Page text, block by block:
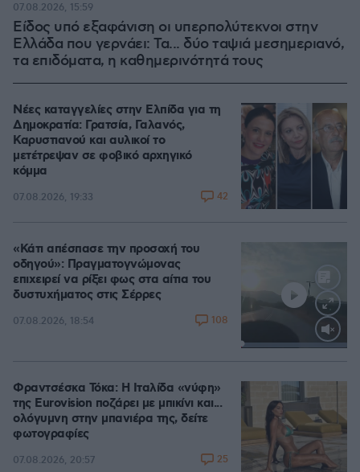
Είδος υπό εξαφάνιση οι υπερπολύτεκνοι στην
Ελλάδα που γερνάει: Τα... δύο ταψιά μεσημεριανό,
τα επιδόματα, η καθημερινότητά τους
07.08.2026, 15:59
Νέες καταγγελίες στην Ελπίδα για τη
Δημοκρατία: Γρατσία, Γαλανός,
Καρυστιανού και αυλικοί το
μετέτρεψαν σε φοβικό αρχηγικό
κόμμα
07.08.2026, 19:33 42
Loaded:
«Κάτι απέσπασε την προσοχή του
οδηγού»: Πραγματογνώμονας
επιχειρεί να ρίξει φως στα αίτια του
δυστυχήματος στις Σέρρες
07.08.2026, 18:54 108
Φραντσέσκα Τόκα: Η Ιταλίδα «νύφη»
της Eurovision ποζάρει με μπικίνι και...
ολόγυμνη στην μπανιέρα της, δείτε
φωτογραφίες
07.08.2026, 20:57 25